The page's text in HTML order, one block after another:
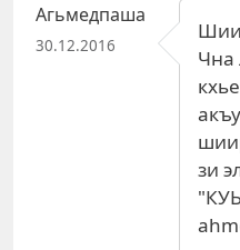
Агьмедпаша
30.12.2016
Чна
зи